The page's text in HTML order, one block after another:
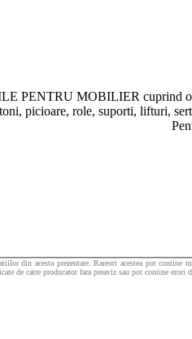
PENTRU MOBILIER cuprind o
picioare, role, suporti, lifturi,
din acesta prezentare. Rareori acestea pot
de catre producator fara preaviz sau pot contine